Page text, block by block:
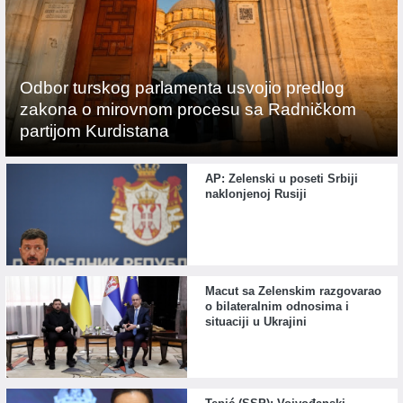
Odbor turskog parlamenta usvojio predlog
zakona o mirovnom procesu sa Radničkom
partijom Kurdistana
AP: Zelenski u poseti Srbiji
naklonjenoj Rusiji
Macut sa Zelenskim razgovarao
o bilateralnim odnosima i
situaciji u Ukrajini